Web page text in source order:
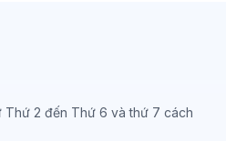
Thứ 2 đến Thứ 6 và thứ 7 cách